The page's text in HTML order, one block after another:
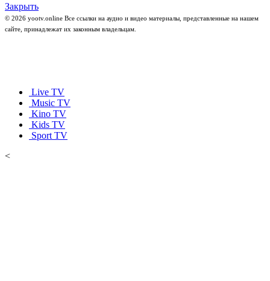
Закрыть
© 2026 yootv.online Все ссылки на аудио и видео материалы, представленные на нашем
сайте, принадлежат их законным владельцам.
Live TV
Music TV
Kino TV
Kids TV
Sport TV
<